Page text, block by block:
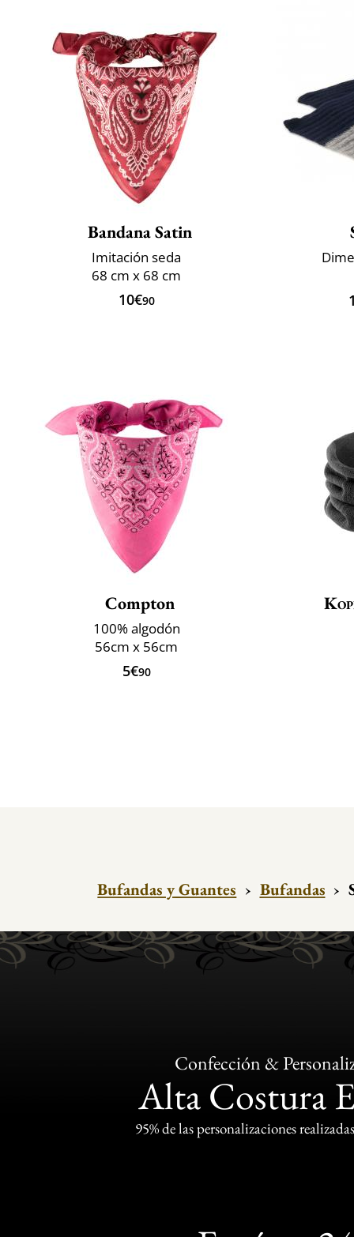
Bandana Satin
Imitación seda
68 cm x 68 cm
10€90
Compton
100% algodón
56cm x 56cm
5€90
Bufandas y Guantes › Bufandas ›
Confección &
Alta Costura
95% de las personalizaciones